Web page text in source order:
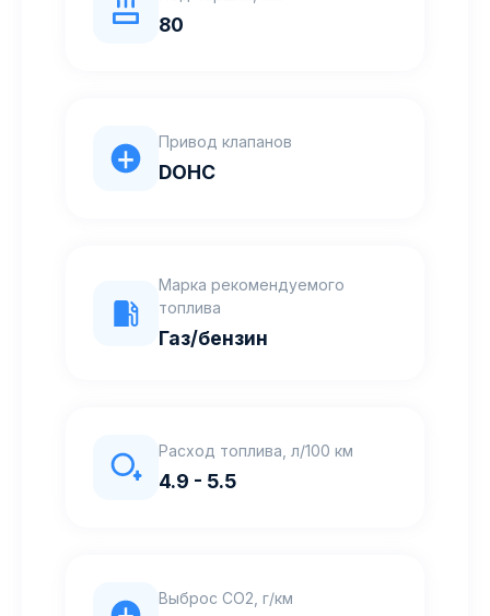
80
Привод клапанов
DOHC
Марка рекомендуемого
топлива
Газ/бензин
Расход топлива, л/100 км
4.9 - 5.5
Выброс CO2, г/км